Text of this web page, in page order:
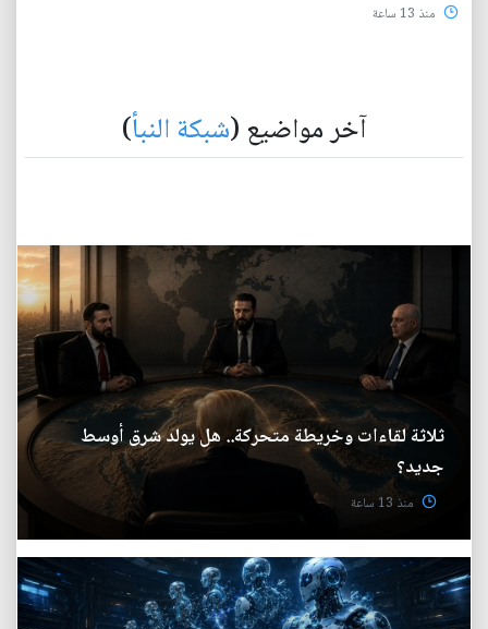
منذ 13 ساعة
آخر مواضيع (شبكة النبأ)
ثلاثة لقاءات وخريطة متحركة.. هل يولد شرق أوسط
جديد؟
منذ 13 ساعة